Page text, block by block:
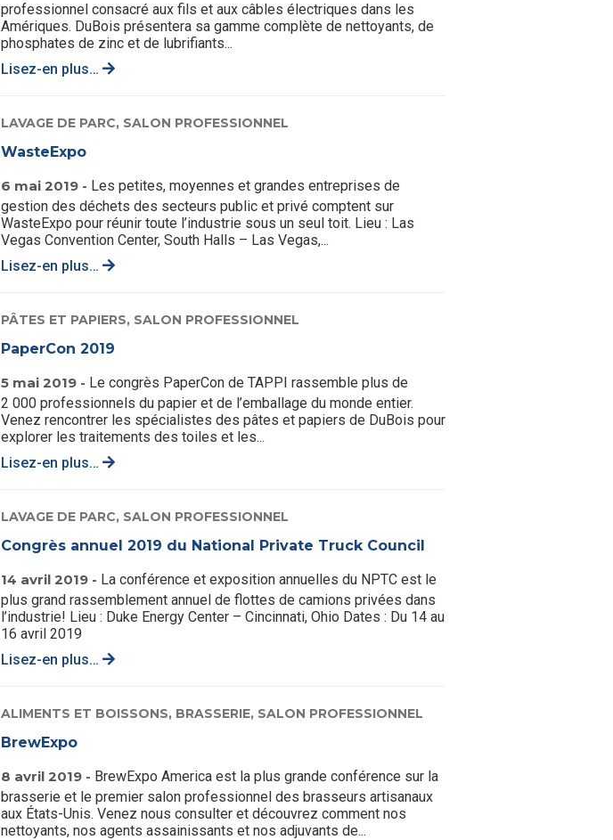
professionnel consacré aux fils et aux câbles électriques dans les
Amériques. DuBois présentera sa gamme complète de nettoyants, de
phosphates de zinc et de lubrifiants...
Lisez-en plus…
LAVAGE DE PARC, SALON PROFESSIONNEL
WasteExpo
6 mai 2019 - Les petites, moyennes et grandes entreprises de
gestion des déchets des secteurs public et privé comptent sur
WasteExpo pour réunir toute l’industrie sous un seul toit. Lieu : Las
Vegas Convention Center, South Halls – Las Vegas,...
Lisez-en plus…
PÂTES ET PAPIERS, SALON PROFESSIONNEL
PaperCon 2019
5 mai 2019 - Le congrès PaperCon de TAPPI rassemble plus de
2 000 professionnels du papier et de l’emballage du monde entier.
Venez rencontrer les spécialistes des pâtes et papiers de DuBois pour
explorer les traitements des toiles et les...
Lisez-en plus…
LAVAGE DE PARC, SALON PROFESSIONNEL
Congrès annuel 2019 du National Private Truck Council
14 avril 2019 - La conférence et exposition annuelles du NPTC est le
plus grand rassemblement annuel de flottes de camions privées dans
l’industrie! Lieu : Duke Energy Center – Cincinnati, Ohio Dates : Du 14 au
16 avril 2019
Lisez-en plus…
ALIMENTS ET BOISSONS, BRASSERIE, SALON PROFESSIONNEL
BrewExpo
8 avril 2019 - BrewExpo America est la plus grande conférence sur la
brasserie et le premier salon professionnel des brasseurs artisanaux
aux États-Unis. Venez nous consulter et découvrez comment nos
nettoyants, nos agents assainissants et nos adjuvants de...